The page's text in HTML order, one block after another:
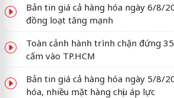
Bản tin giá cả hàng hóa ngày 6/8/
đồng loạt tăng mạnh
Toàn cảnh hành trình chặn đứng
cấm vào TP.HCM
Bản tin giá cả hàng hóa ngày 5/8/
hóa, nhiều mặt hàng chịu áp lực